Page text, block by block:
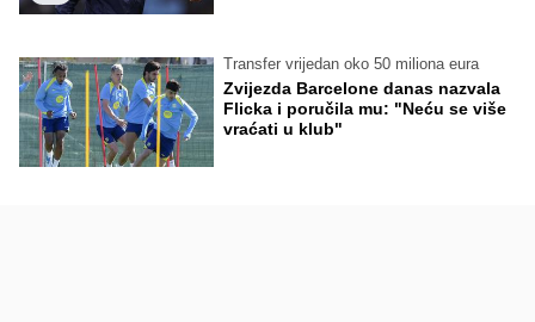
Transfer vrijedan oko 50 miliona eura
Zvijezda Barcelone danas nazvala
Flicka i poručila mu: "Neću se više
vraćati u klub"